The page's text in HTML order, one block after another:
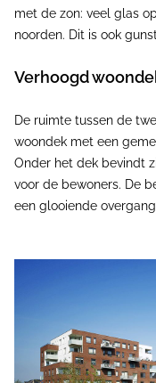
met de zon: veel glas
noorden. Dit is ook
Verhoogd
De ruimte tussen de
woondek met een
Onder het dek bevindt
voor de bewoners. De
een glooiende